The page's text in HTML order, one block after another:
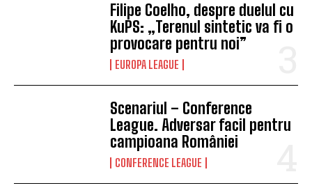
Filipe Coelho, despre duelul cu
KuPS: „Terenul sintetic va fi o
provocare pentru noi”
EUROPA LEAGUE
Scenariul – Conference
League. Adversar facil pentru
campioana României
CONFERENCE LEAGUE